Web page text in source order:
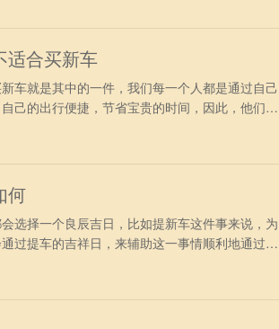
适合买新车
车就是其中的一件，我们每一个人都是通过自己
己的出行便捷，节省宝贵的时间，因此，他们在
何
选择一个良辰吉日，比如提新车这件事来说，为
过提车的吉祥日，来辅助这一事情顺利地通过，